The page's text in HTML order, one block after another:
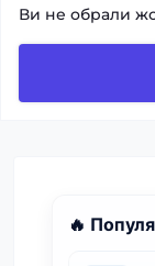
Ви не обрали
🔥